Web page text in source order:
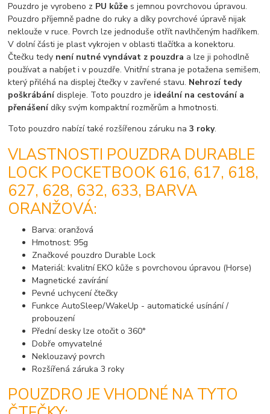
Pouzdro je vyrobeno z PU kůže s jemnou povrchovou úpravou.
Pouzdro příjemně padne do ruky a díky povrchové úpravě nijak
neklouže v ruce. Povrch lze jednoduše otřít navlhčeným hadříkem.
V dolní části je plast vykrojen v oblasti tlačítka a konektoru.
Čtečku tedy není nutné vyndávat z pouzdra a lze ji pohodlně
používat a nabíjet i v pouzdře. Vnitřní strana je potažena semišem,
který přiléhá na displej čtečky v zavřené stavu. Nehrozí tedy
poškrábánídispleje. Toto pouzdro je ideální na cestování a
přenášenídíky svým kompaktní rozměrům a hmotnosti.
Toto pouzdro nabízí také rozšířenou záruku na3 roky.
VLASTNOSTI POUZDRA DURABLE
LOCK POCKETBOOK 616, 617, 618,
627, 628, 632, 633, BARVA
ORANŽOVÁ:
Barva: oranžová
Hmotnost: 95g
Značkové pouzdro Durable Lock
Materiál: kvalitní EKO kůže s povrchovou úpravou (Horse)
Magnetické zavírání
Pevné uchycení čtečky
Funkce AutoSleep/WakeUp - automatické usínání /
probouzení
Přední desky lze otočit o 360°
Dobře omyvatelné
Neklouzavý povrch
Rozšířená záruka 3 roky
POUZDRO JE VHODNÉ NA TYTO